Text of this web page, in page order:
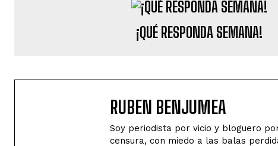
¡QUÉ RESPONDA SEMANA!
RUBEN BENJUMEA
Soy periodista por vicio y bloguero
censura, con miedo a las balas